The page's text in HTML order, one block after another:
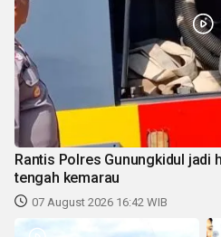
Rantis Polres Gunungkidul jadi
tengah kemarau
07 August 2026 16:42 WIB